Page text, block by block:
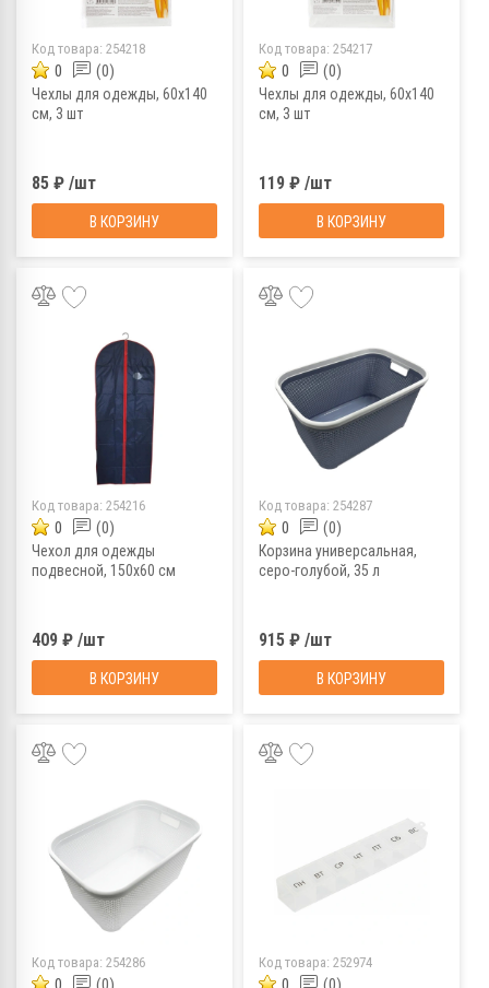
Код товара: 254218
0 (0)
Чехлы для одежды, 60x140
см, 3 шт
85 ₽ /шт
В КОРЗИНУ
Код товара: 254217
0 (0)
Чехлы для одежды, 60x140
см, 3 шт
119 ₽ /шт
В КОРЗИНУ
Код товара: 254216
0 (0)
Чехол для одежды
подвесной, 150х60 см
409 ₽ /шт
В КОРЗИНУ
Код товара: 254287
0 (0)
Корзина универсальная,
серо-голубой, 35 л
915 ₽ /шт
В КОРЗИНУ
Код товара: 254286 Код товара: 252974